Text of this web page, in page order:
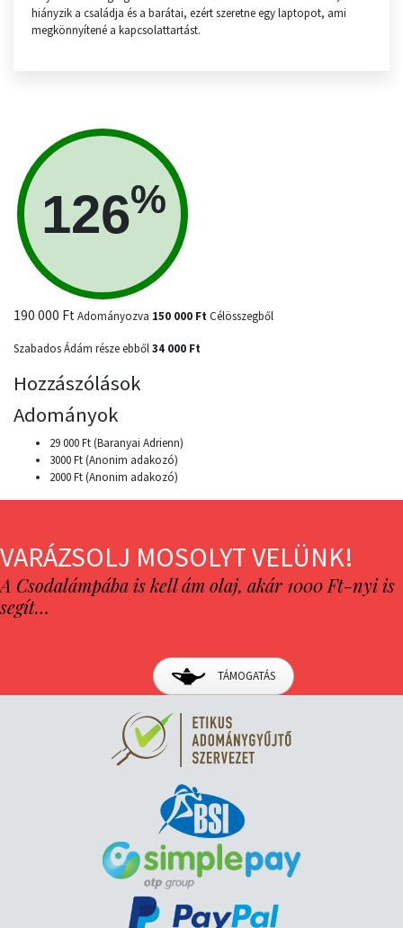
hiányzik a családja és a barátai, ezért szeretne egy laptopot, ami
megkönnyítené a kapcsolattartást.
126%
190 000 FtAdományozva 150 000 Ft Célösszegből
Szabados Ádám része ebből34 000 Ft
Hozzászólások
Adományok
29 000 Ft (Baranyai Adrienn)
3000 Ft (Anonim adakozó)
2000 Ft (Anonim adakozó)
VARÁZSOLJ MOSOLYT VELÜNK!
A Csodalámpába is kell ám olaj, akár 1000 Ft-nyi is
segít…
TÁMOGATÁS